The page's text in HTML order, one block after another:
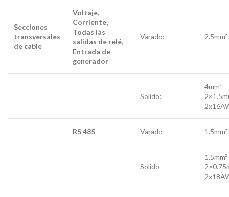
Secciones
transversales
de cable
Voltaje,
Corriente,
Todas las
salidas de relé,
Entrada de
generador
Varado:
Solido:
4mm²
RS 485 Varado
Solido